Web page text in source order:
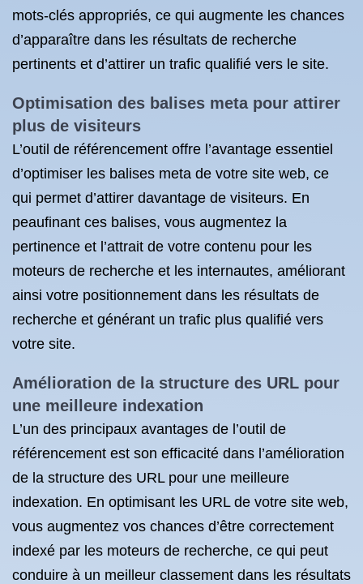
mots-clés appropriés, ce qui augmente les chances
d’apparaître dans les résultats de recherche
pertinents et d’attirer un trafic qualifié vers le site.
Optimisation des balises meta pour attirer
plus de visiteurs
L’outil de référencement offre l’avantage essentiel
d’optimiser les balises meta de votre site web, ce
qui permet d’attirer davantage de visiteurs. En
peaufinant ces balises, vous augmentez la
pertinence et l’attrait de votre contenu pour les
moteurs de recherche et les internautes, améliorant
ainsi votre positionnement dans les résultats de
recherche et générant un trafic plus qualifié vers
votre site.
Amélioration de la structure des URL pour
une meilleure indexation
L’un des principaux avantages de l’outil de
référencement est son efficacité dans l’amélioration
de la structure des URL pour une meilleure
indexation. En optimisant les URL de votre site web,
vous augmentez vos chances d’être correctement
indexé par les moteurs de recherche, ce qui peut
conduire à un meilleur classement dans les résultats